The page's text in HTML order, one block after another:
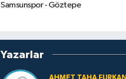
Samsunspor - Göztepe
Yazarlar